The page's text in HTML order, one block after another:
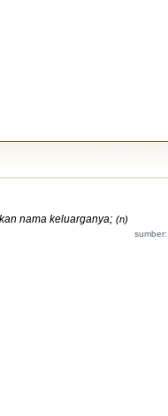
nama keluarganya; (n)